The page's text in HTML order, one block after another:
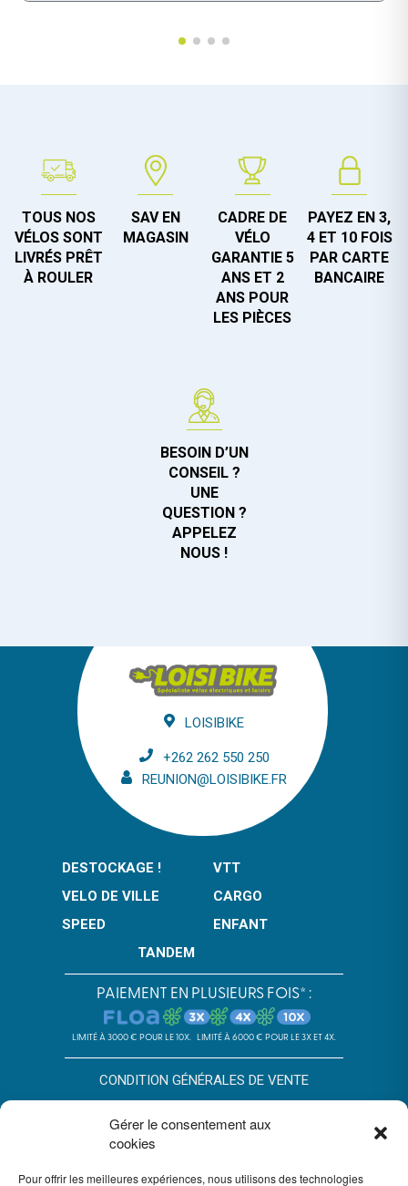
Gérer le consentement aux
cookies
Pour offrir les meilleures expériences, nous utilisons des technologies
TOUS NOS
VÉLOS SONT
LIVRÉS PRÊT
À ROULER
SAV EN
MAGASIN
CADRE DE
VÉLO
GARANTIE 5
ANS ET 2
ANS POUR
LES PIÈCES
PAYEZ EN 3,
4 ET 10 FOIS
PAR CARTE
BANCAIRE
BESOIN D’UN
CONSEIL ?
UNE
QUESTION ?
APPELEZ
NOUS !
LOISIBIKE
+262 262 550 250
REUNION@LOISIBIKE.FR
DESTOCKAGE !
VTT
VELO DE VILLE
CARGO
SPEED
ENFANT
TANDEM
PAIEMENT EN PLUSIEURS FOIS* :
LIMITÉ À 3000 € POUR LE 10X. LIMITÉ À 6000 € POUR LE 3X ET 4X.
CONDITION GÉNÉRALES DE VENTE
*SOUS RÉSERVE D’ACCEPTATION DU DOSSIER PAR FLOA. SA AU
IMMEUBLE G7, 71 RUE LUCIEN FAURE 33300 BORDEAUX,